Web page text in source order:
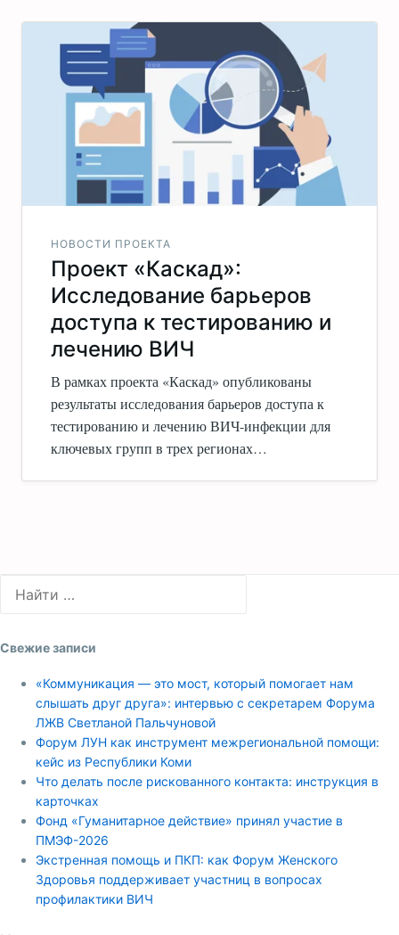
НОВОСТИ ПРОЕКТА
Проект «Каскад»:
Исследование барьеров
доступа к тестированию и
лечению ВИЧ
В рамках проекта «Каскад» опубликованы
результаты исследования барьеров доступа к
тестированию и лечению ВИЧ-инфекции для
ключевых групп в трех регионах…
Свежие записи
«Коммуникация — это мост, который помогает нам
слышать друг друга»: интервью с секретарем Форума
ЛЖВ Светланой Пальчуновой
Форум ЛУН как инструмент межрегиональной помощи:
кейс из Республики Коми
Что делать после рискованного контакта: инструкция в
карточках
Фонд «Гуманитарное действие» принял участие в
ПМЭФ-2026
Экстренная помощь и ПКП: как Форум Женского
Здоровья поддерживает участниц в вопросах
профилактики ВИЧ